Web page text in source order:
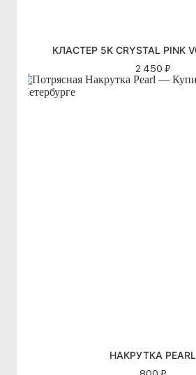
КЛАСТЕР 5K CRYSTAL PINK
2 450 ₽
НАКРУТКА PEARL